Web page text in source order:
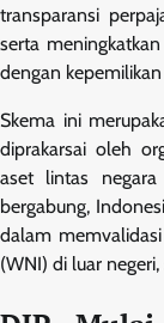
transparansi
serta
dengan
Skema ini
diprakarsai oleh
aset lintas
bergabung,
dalam
(WNI) di luar